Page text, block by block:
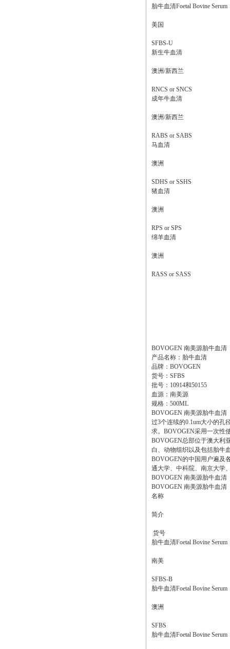
胎牛血清Foetal Bovine Serum
美国
SFBS-U
新生牛血清
澳洲/新西兰
RNCS or SNCS
成年牛血清
澳洲/新西兰
RABS or SABS
马血清
澳洲
SDHS or SSHS
猪血清
澳洲
RPS or SPS
绵羊血清
澳洲
RASS or SASS
BOVOGEN 南美源胎牛血清
产品名称：胎牛血清
品牌：BOVOGEN
货号：SFBS
批号：10914和50155
血源：南美源
规格：500ML
BOVOGEN 南美源胎牛血清
过3个连续的0.1um大小的孔
求。BOVOGEN采用一次性
BOVOGEN总部位于澳大利
白、动物组织以及包括胎牛
BOVOGEN的中国用户遍及
通大学、中科院、南京大学
BOVOGEN 南美源胎牛血
BOVOGEN 南美源胎牛血清
名称
简介
货号
胎牛血清Foetal Bovine Serum
南美
SFBS-B
胎牛血清Foetal Bovine Serum
澳洲
SFBS
胎牛血清Foetal Bovine Serum